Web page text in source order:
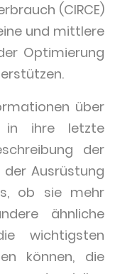
(CIRCE)
und mittlere
Optimierung
über
in ihre letzte
der
Ausrüstung
ob sie mehr
ähnliche
wichtigsten
können, die